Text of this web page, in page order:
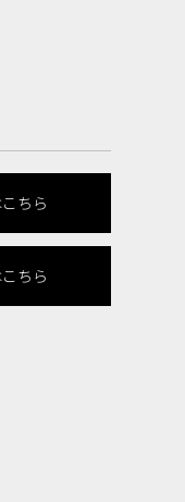
ちら
ちら